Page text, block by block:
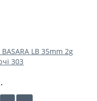
LB 35mm 2g
303